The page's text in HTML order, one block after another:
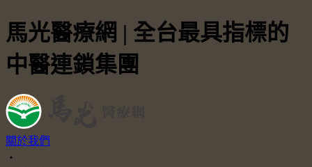
馬光醫療網 | 全台最具指標的
中醫連鎖集團
關於我們
・